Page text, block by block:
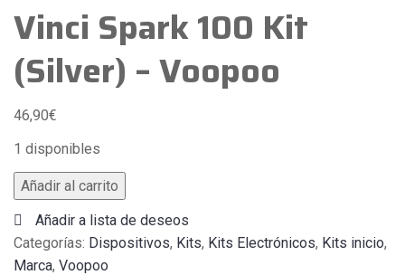
Vinci Spark 100 Kit
(Silver) – Voopoo
46,90€
1 disponibles
Añadir al carrito
Añadir a lista de deseos
Categorías: Dispositivos, Kits, Kits Electrónicos, Kits inicio,
Marca, Voopoo